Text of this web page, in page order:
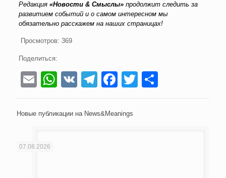
Редакция «Новости & Смыслы»продолжит следить за
развитием событий и о самом интересном мы
обязательно расскажем на наших страницах!
Просмотров: 369
Поделиться:
EmailWhatsApp
VK Telegram
Facebook
Twitter
Новые публикации на News&Meanings
07.08.2026